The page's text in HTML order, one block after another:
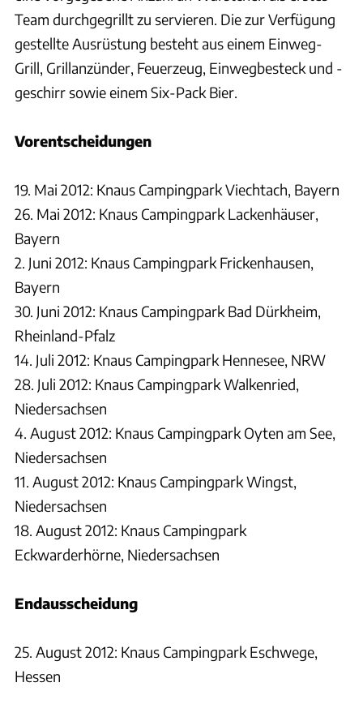
Team durchgegrillt zu servieren. Die zur Verfügung
gestellte Ausrüstung besteht aus einem Einweg-
Grill, Grillanzünder, Feuerzeug, Einwegbesteck und -
geschirr sowie einem Six-Pack Bier.
Vorentscheidungen
19. Mai 2012: Knaus Campingpark Viechtach, Bayern
26. Mai 2012: Knaus Campingpark Lackenhäuser,
Bayern
2. Juni 2012: Knaus Campingpark Frickenhausen,
Bayern
30. Juni 2012: Knaus Campingpark Bad Dürkheim,
Rheinland-Pfalz
14. Juli 2012: Knaus Campingpark Hennesee, NRW
28. Juli 2012: Knaus Campingpark Walkenried,
Niedersachsen
4. August 2012: Knaus Campingpark Oyten am See,
Niedersachsen
11. August 2012: Knaus Campingpark Wingst,
Niedersachsen
18. August 2012: Knaus Campingpark
Eckwarderhörne, Niedersachsen
Endausscheidung
25. August 2012: Knaus Campingpark Eschwege,
Hessen